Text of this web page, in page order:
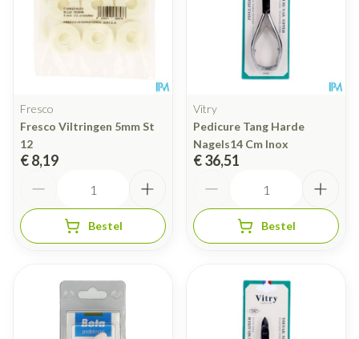
Fresco
Fresco Viltringen 5mm St
12
€ 8,19
Bestel
Vitry
Pedicure Tang Harde
Nagels14 Cm Inox
€ 36,51
Bestel